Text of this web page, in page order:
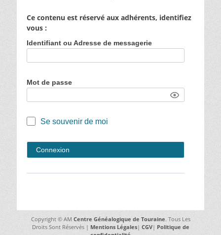
Ce contenu est réservé aux adhérents, identifiez
vous :
Identifiant ou Adresse de messagerie
Mot de passe
Se souvenir de moi
Copyright © AM Centre Généalogique de Touraine. Tous Les
Droits Sont Réservés | Mentions Légales| CGV| Politique de